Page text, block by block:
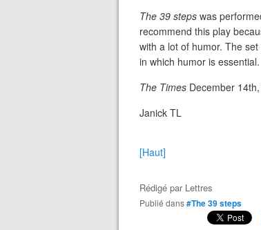
The 39 steps was
recommend this play
with a lot of humor. The
in which humor is essential.
The Times December
Janick TL
[Haut]
Rédigé par Lettres
Publié dans#The 39 steps